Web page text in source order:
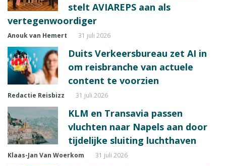
stelt AVIAREPS aan als
vertegenwoordiger
Anouk van Hemert 31 juli 2026
Duits Verkeersbureau zet AI in
om reisbranche van actuele
content te voorzien
Redactie Reisbizz 31 juli 2026
KLM en Transavia passen
vluchten naar Napels aan door
tijdelijke sluiting luchthaven
Klaas-Jan Van Woerkom 31 juli 2026